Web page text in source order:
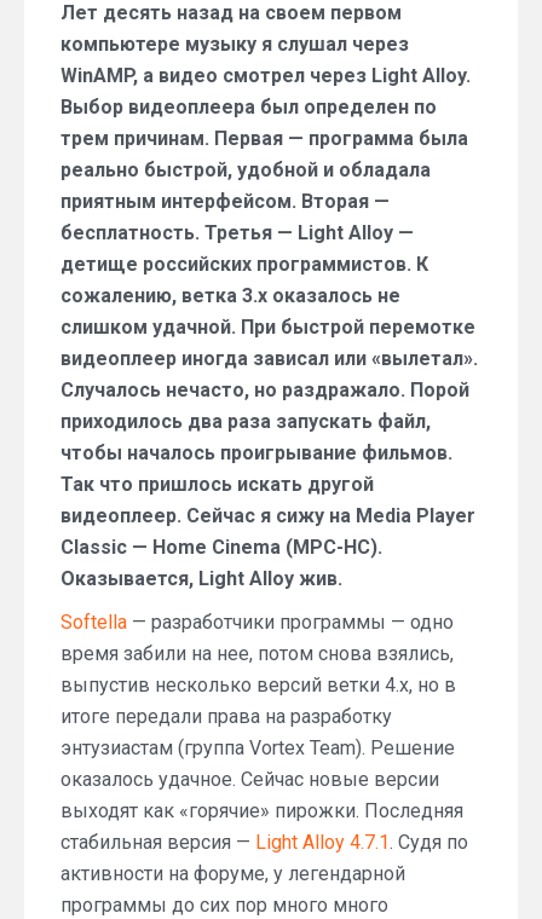
Лет десять назад на своем первом
компьютере музыку я слушал через
WinAMP, а видео смотрел через Light Alloy.
Выбор видеоплеера был определен по
трем причинам. Первая — программа была
реально быстрой, удобной и обладала
приятным интерфейсом. Вторая —
бесплатность. Третья — Light Alloy —
детище российских программистов. К
сожалению, ветка 3.x оказалось не
слишком удачной. При быстрой перемотке
видеоплеер иногда зависал или «вылетал».
Случалось нечасто, но раздражало. Порой
приходилось два раза запускать файл,
чтобы началось проигрывание фильмов.
Так что пришлось искать другой
видеоплеер. Сейчас я сижу на Media Player
Classic — Home Cinema (MPC-HC).
Оказывается, Light Alloy жив.
Softella — разработчики программы — одно
время забили на нее, потом снова взялись,
выпустив несколько версий ветки 4.x, но в
итоге передали права на разработку
энтузиастам (группа Vortex Team). Решение
оказалось удачное. Сейчас новые версии
выходят как «горячие» пирожки. Последняя
стабильная версия — Light Alloy 4.7.1. Судя по
активности на форуме, у легендарной
программы до сих пор много много